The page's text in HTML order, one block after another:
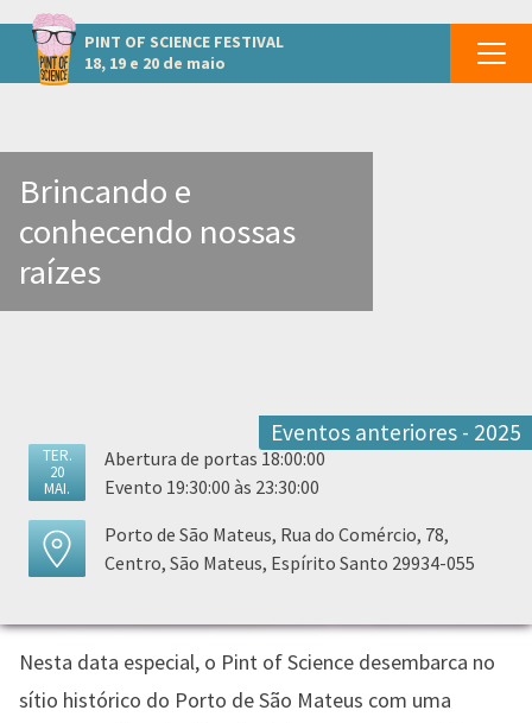
PINT OF SCIENCE FESTIVAL
18, 19 e 20 de maio
Outros eventos em São Mateus
Brincando e
conhecendo nossas
raízes
Eventos anteriores - 2025
TER.
20
MAI.
Abertura de portas 18:00:00
Evento 19:30:00 às 23:30:00
Porto de São Mateus, Rua do Comércio, 78,
Centro, São Mateus, Espírito Santo 29934-055
Nesta data especial, o Pint of Science desembarca no
sítio histórico do Porto de São Mateus com uma